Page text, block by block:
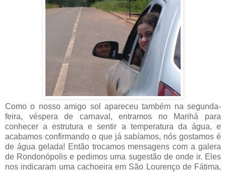
Como o nosso amigo sol apareceu também na segunda-
feira, véspera de carnaval, entramos no Marihá para
conhecer a estrutura e sentir a temperatura da água, e
acabamos confirmando o que já sabíamos, nós gostamos é
de água gelada! Então trocamos mensagens com a galera
de Rondonópolis e pedimos uma sugestão de onde ir. Eles
nos indicaram uma cachoeira em São Lourenço de Fátima,